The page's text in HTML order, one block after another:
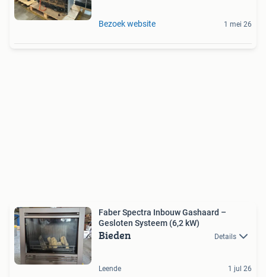
Bezoek website 1 mei 26
Faber Spectra Inbouw Gashaard –
Gesloten Systeem (6,2 kW)
Bieden Details
Leende 1 jul 26